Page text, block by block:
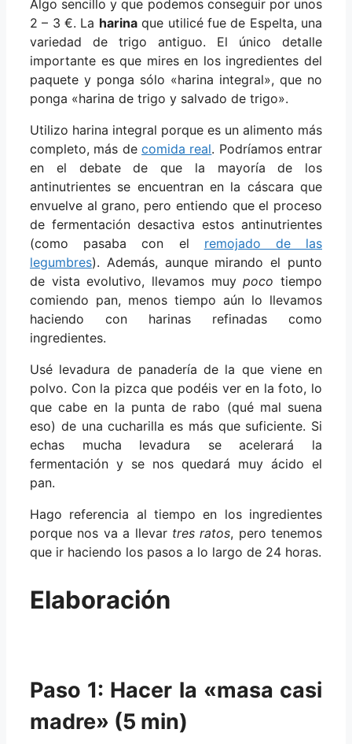
Algo sencillo y que podemos conseguir por unos
2 – 3 €. La harinaque utilicé fue de Espelta, una
variedad de trigo antiguo. El único detalle
importante es que mires en los ingredientes del
paquete y ponga sólo «harina integral», que no
ponga «harina de trigo y salvado de trigo».
Utilizo harina integral porque es un alimento más
completo, más de comida real. Podríamos entrar
en el debate de que la mayoría de los
antinutrientes se encuentran en la cáscara que
envuelve al grano, pero entiendo que el proceso
de fermentación desactiva estos antinutrientes
(como pasaba con el remojado de las
legumbres). Además, aunque mirando el punto
de vista evolutivo, llevamos muypoco tiempo
comiendo pan, menos tiempo aún lo llevamos
haciendo con harinas refinadas como
ingredientes.
Usé levadura de panadería de la que viene en
polvo. Con la pizca que podéis ver en la foto, lo
que cabe en la punta de rabo (qué mal suena
eso) de una cucharilla es más que suficiente. Si
echas mucha levadura se acelerará la
fermentación y se nos quedará muy ácido el
pan.
Hago referencia al tiempo en los ingredientes
porque nos va a llevar tres ratos, pero tenemos
que ir haciendo los pasos a lo largo de 24 horas.
Elaboración
Paso 1: Hacer la «masa casi
madre» (5 min)